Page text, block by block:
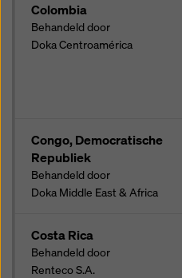
Colombia
Behandeld door
Doka Centroamérica
Congo, Democratische
Republiek
Behandeld door
Doka Middle East & Africa
Costa Rica
Behandeld door
Renteco S.A.